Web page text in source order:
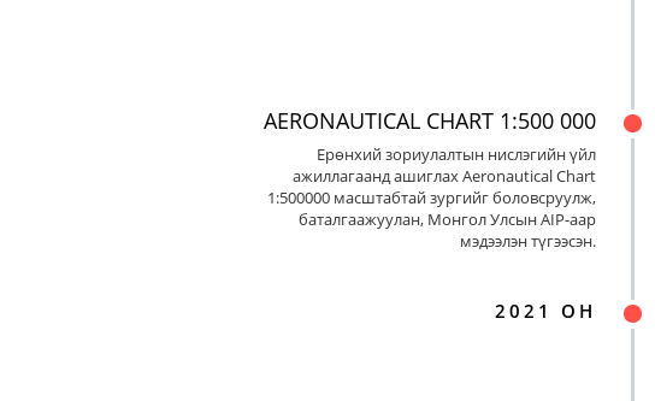
AERONAUTICAL CHART 1:500 000
Ерөнхий зориулалтын нислэгийн үйл
ажиллагаанд ашиглах Aeronautical Chart
1:500000 масштабтай зургийг боловсруулж,
баталгаажуулан, Монгол Улсын AIP-аар
мэдээлэн түгээсэн.
2021 ОН